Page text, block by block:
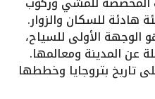
هادئة للسكان والزوار.
الوجهة الأولى للسياح،
عن المدينة ومعالمها.
تاريخ بتروجايا وخططها